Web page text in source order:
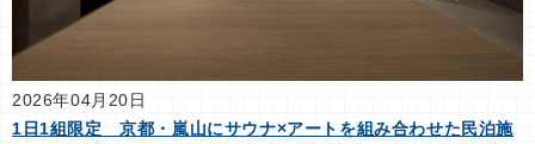
2026年04月20日
1日1組限定 京都・嵐山にサウナ×アートを組み合わせた民泊施